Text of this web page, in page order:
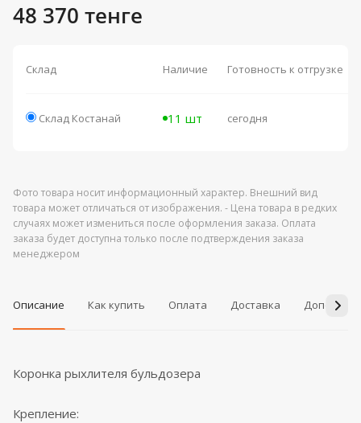
48 370 тенге
Склад Наличие Готовность к отгрузке
Склад Костанай 11 шт сегодня
Фото товара носит информационный характер. Внешний вид
товара может отличаться от изображения. - Цена товара в редких
случаях может измениться после оформления заказа. Оплата
заказа будет доступна только после подтверждения заказа
менеджером
Описание Как купить Оплата Доставка
Коронка рыхлителя бульдозера
Крепление: